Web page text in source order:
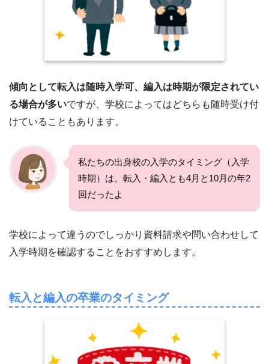
傾向として転入は随時入学可、編入は時期が限定されてい
る場合が多いですが、学校によってはどちらも随時受け付
けていることもあります。
私たちの出身校の入学のタイミング（入学
時期）は、転入・編入とも4月と10月の年2
回だったよ
学校によって違うのでしっかり資料請求や問い合わせして
入学時期を確認することをおすすめします。
転入と編入の卒業のタイミング